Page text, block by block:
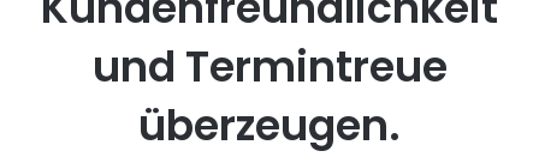
und Termintreue
überzeugen.